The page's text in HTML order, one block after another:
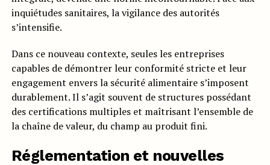
inquiétudes sanitaires, la vigilance des autorités
s’intensifie.
Dans ce nouveau contexte, seules les entreprises
capables de démontrer leur conformité stricte et leur
engagement envers la sécurité alimentaire s’imposent
durablement. Il s’agit souvent de structures possédant
des certifications multiples et maîtrisant l’ensemble de
la chaîne de valeur, du champ au produit fini.
Réglementation et nouvelles